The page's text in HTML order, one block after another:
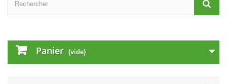
Panier (vide)